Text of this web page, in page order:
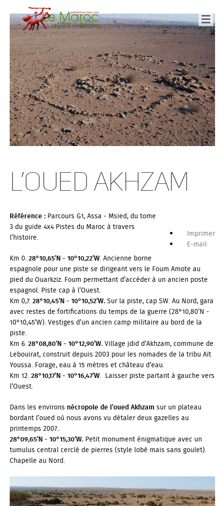
L’Oued Akhzam
Imprimer
E-mail
Référence : Parcours G1, Assa - Msied, du tome
3 du guide 4x4 Pistes du Maroc à travers
l’histoire.
Km 0.28°10,65’N - 10°10,22’W. Ancienne borne
espagnole pour une piste se dirigeant vers le Foum Amote au
pied du Ouarkziz. Foum permettant d’accéder à un ancien poste
espagnol. Piste cap à l’Ouest.
Km 0,7.28°10,45’N - 10°10,52’W.Sur la piste, cap SW. Au Nord, gara
avec restes de fortifications du temps de la guerre (28°10,80’N -
10°10,45’W). Vestiges d’un ancien camp militaire au bord de la
piste.
Km 6.28°08,80’N - 10°12,90’W.Village jdid d’Akhzam, commune de
Lebouirat, construit depuis 2003 pour les nomades de la tribu Aït
Youssa. Forage, eau à 15 mètres et château d’eau.
Km 12.28°10,17’N - 10°16,47’W. Laisser piste partant à gauche vers
l’Ouest.
Dans les environs nécropole de l’oued Akhzam sur un plateau
bordant l’oued où nous avons vu détaler deux gazelles au
printemps 2007..
28°09,65’N - 10°15,30’W. Petit monument énigmatique avec un
tumulus central cerclé de pierres (style lobé mais sans goulet).
Chapelle au Nord.